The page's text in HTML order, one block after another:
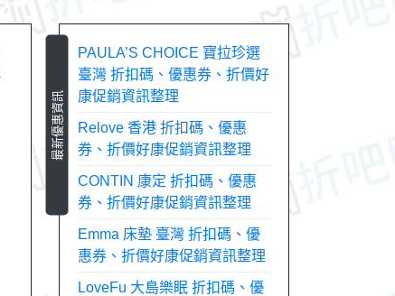
最新優惠資訊
PAULA’S CHOICE 寶拉珍選
臺灣 折扣碼、優惠券、折價好
康促銷資訊整理
Relove 香港 折扣碼、優惠
券、折價好康促銷資訊整理
CONTIN 康定 折扣碼、優惠
券、折價好康促銷資訊整理
Emma 床墊 臺灣 折扣碼、優
惠券、折價好康促銷資訊整理
LoveFu 大島樂眠 折扣碼、優